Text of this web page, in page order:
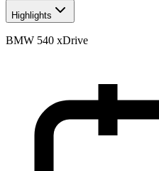
Highlights
BMW 540 xDrive